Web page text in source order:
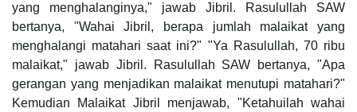
yang menghalanginya," jawab Jibril. Rasulullah SAW
bertanya, "Wahai Jibril, berapa jumlah malaikat yang
menghalangi matahari saat ini?" "Ya Rasulullah, 70 ribu
malaikat," jawab Jibril. Rasulullah SAW bertanya, "Apa
gerangan yang menjadikan malaikat menutupi matahari?"
Kemudian Malaikat Jibril menjawab, "Ketahuilah wahai